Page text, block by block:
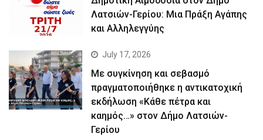
Λατσιών-Γερίου: Μια Πράξη Αγάπης
και Αλληλεγγύης
July 17, 2026
Με συγκίνηση και σεβασμό
πραγματοποιήθηκε η αντικατοχική
εκδήλωση «Κάθε πέτρα και
καημός…» στον Δήμο Λατσιών-
Γερίου